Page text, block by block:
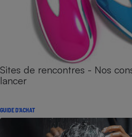
Sites de rencontres - Nos
lancer
GUIDE D'ACHAT